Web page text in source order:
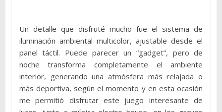
Un detalle que disfruté mucho fue el sistema de
iluminación ambiental multicolor, ajustable desde el
panel táctil. Puede parecer un “gadget”, pero de
noche transforma completamente el ambiente
interior, generando una atmósfera más relajada o
más deportiva, según el momento y en esta ocasión
me permitió disfrutar este juego interesante de